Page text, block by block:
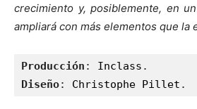
crecimiento y, posiblemente, en
ampliará con más elementos que la
Producción : Inclass
Diseño: Christophe Pillet .